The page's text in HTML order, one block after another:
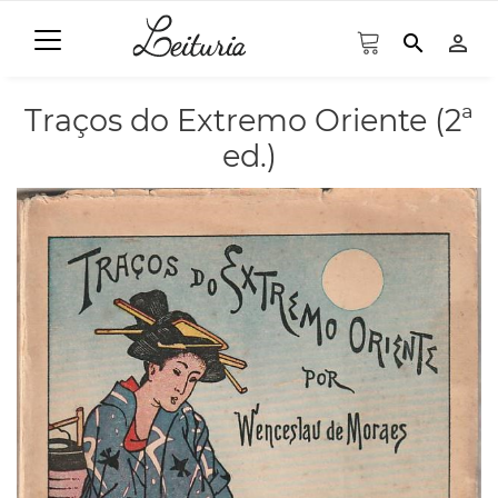
search person_outline
Traços do Extremo Oriente (2ª
ed.)